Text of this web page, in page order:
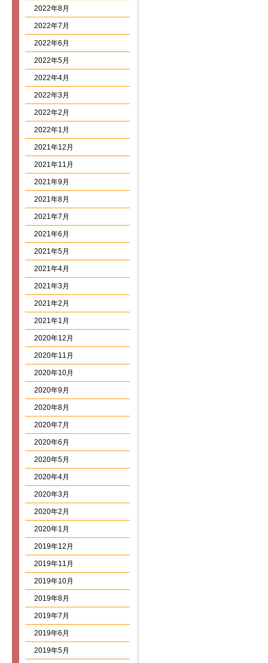
2022年8月
2022年7月
2022年6月
2022年5月
2022年4月
2022年3月
2022年2月
2022年1月
2021年12月
2021年11月
2021年9月
2021年8月
2021年7月
2021年6月
2021年5月
2021年4月
2021年3月
2021年2月
2021年1月
2020年12月
2020年11月
2020年10月
2020年9月
2020年8月
2020年7月
2020年6月
2020年5月
2020年4月
2020年3月
2020年2月
2020年1月
2019年12月
2019年11月
2019年10月
2019年8月
2019年7月
2019年6月
2019年5月